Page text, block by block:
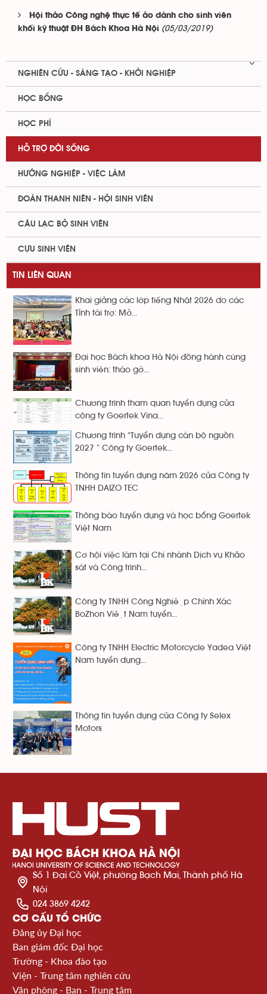
Hội thảo Công nghệ thực tế ảo dành cho sinh viên
khối kỹ thuật ĐH Bách Khoa Hà Nội (05/03/2019)
NGHIÊN CỨU - SÁNG TẠO - KHỞI NGHIỆP
HỌC BỔNG
HỌC PHÍ
HỖ TRỢ ĐỜI SỐNG
HƯỚNG NGHIỆP - VIỆC LÀM
ĐOÀN THANH NIÊN - HỘI SINH VIÊN
CÂU LẠC BỘ SINH VIÊN
CỰU SINH VIÊN
TIN LIÊN QUAN
Khai giảng các lớp tiếng Nhật 2026 do các
Tỉnh tài trợ: Mở...
Đại học Bách khoa Hà Nội đồng hành cùng
sinh viên: tháo gỡ...
Chương trình tham quan tuyển dụng của
công ty Goertek Vina...
Chương trình “Tuyển dụng cán bộ nguồn
2027 ” Công ty Goertek...
Thông tin tuyển dụng năm 2026 của Công ty
TNHH DAIZO TEC
Thông báo tuyển dụng và học bổng Goertek
Việt Nam
Cơ hội việc làm tại Chi nhánh Dịch vụ Khảo
sát và Công trình...
Công ty TNHH Công Nghiệp Chính Xác
BoZhon Việt Nam tuyển...
Công ty TNHH Electric Motorcycle Yadea Việt
Nam tuyển dụng...
Thông tin tuyển dụng của Công ty Selex
Motors
Số 1 Đại Cồ Việt, phường Bạch Mai, Thành phố Hà
Nội
024 3869 4242
CƠ CẤU TỔ CHỨC
Đảng ủy Đại học
Ban giám đốc Đại học
Trường - Khoa đào tạo
Viện - Trung tâm nghiên cứu
Văn phòng - Ban - Trung tâm